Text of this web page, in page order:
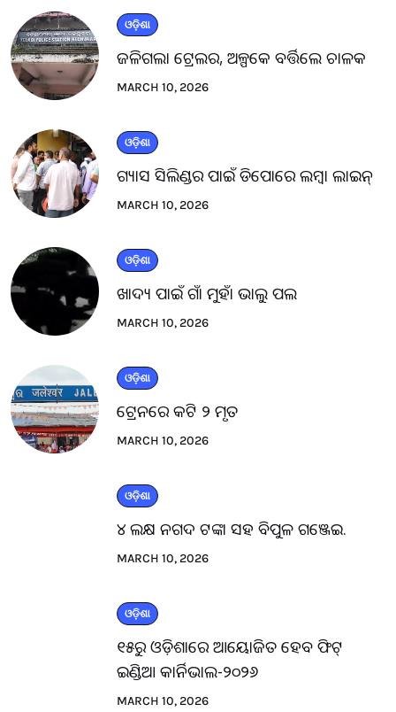
ଓଡ଼ିଶା
ଜଳିଗଲା ଟ୍ରେଲର, ଅଳ୍ପକେ ବର୍ତ୍ତିଲେ ଚାଳକ
MARCH 10, 2026
ଓଡ଼ିଶା
ଗ୍ୟାସ ସିଲିଣ୍ଡର ପାଇଁ ଡିପୋରେ ଲମ୍ବା ଲାଇନ୍
MARCH 10, 2026
ଓଡ଼ିଶା
ଖାଦ୍ୟ ପାଇଁ ଗାଁ ମୁହାଁ ଭାଲୁ ପଲ
MARCH 10, 2026
ଓଡ଼ିଶା
ଟ୍ରେନରେ କଟି ୨ ମୃତ
MARCH 10, 2026
ଓଡ଼ିଶା
୪ ଲକ୍ଷ ନଗଦ ଟଙ୍କା ସହ ବିପୁଳ ଗଞ୍ଜେଇ.
MARCH 10, 2026
ଓଡ଼ିଶା
୧୫ରୁ ଓଡ଼ିଶାରେ ଆୟୋଜିତ ହେବ ଫିଟ୍
ଇଣ୍ଡିଆ କାର୍ନିଭାଲ-୨୦୨୬
MARCH 10, 2026